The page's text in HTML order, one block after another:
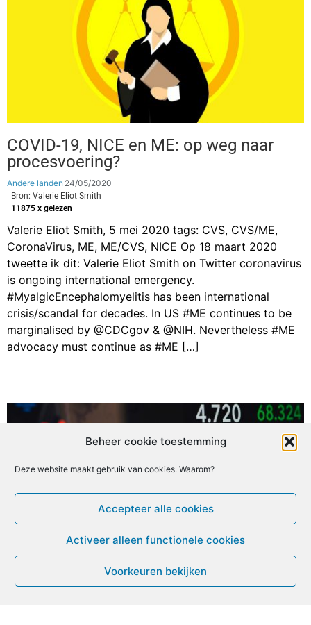
Beheer cookie toestemming
Deze website maakt gebruik van cookies. Waarom?
Accepteer alle cookies
Activeer alleen functionele cookies
Voorkeuren bekijken
COVID-19, NICE en ME: op weg naar
procesvoering?
Andere landen 24/05/2020
| Bron: Valerie Eliot Smith
| 11875 x gelezen
Valerie Eliot Smith, 5 mei 2020 tags: CVS, CVS/ME,
CoronaVirus, ME, ME/CVS, NICE Op 18 maart 2020
tweette ik dit: Valerie Eliot Smith on Twitter coronavirus
is ongoing international emergency.
#MyalgicEncephalomyelitis has been international
crisis/scandal for decades. In US #ME continues to be
marginalised by @CDCgov & @NIH. Nevertheless #ME
advocacy must continue as #ME […]
Open brief: onderzoek naar de